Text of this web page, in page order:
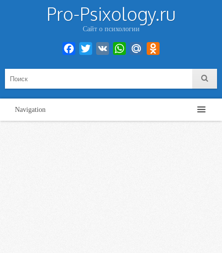
Pro-Psixology.ru
Сайт о психологии
Facebook
Twitter VK WhatsAppMail.Ru
Navigation